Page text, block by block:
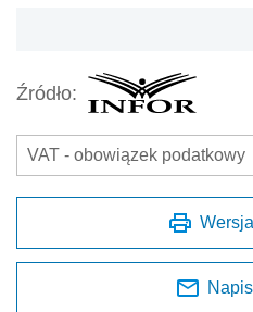
Źródło:
VAT - obowiązek podatkowy